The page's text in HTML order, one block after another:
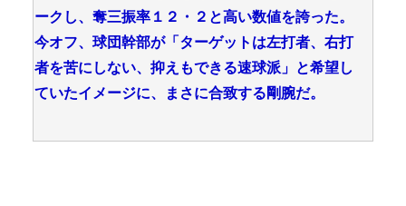
ークし、奪三振率１２・２と高い数値を誇った。
今オフ、球団幹部が「ターゲットは左打者、右打
者を苦にしない、抑えもできる速球派」と希望し
ていたイメージに、まさに合致する剛腕だ。